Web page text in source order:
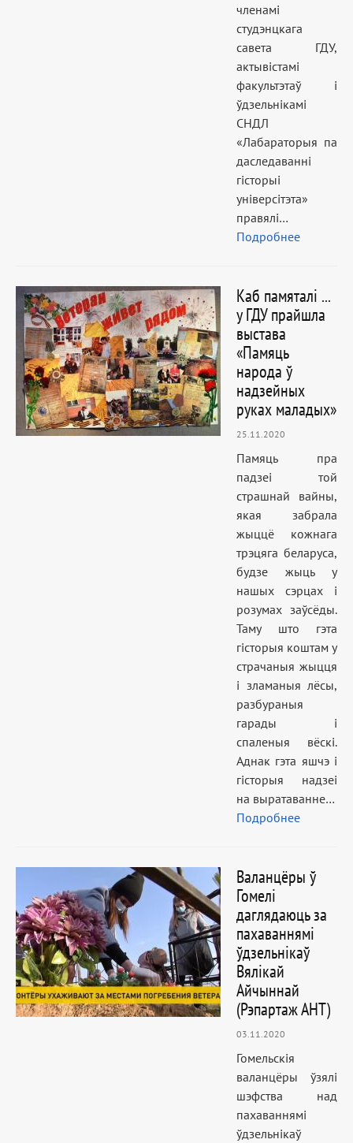
членамі
студэнцкага
савета ГДУ,
актывістамі
факультэтаў і
ўдзельнікамі
СНДЛ
«Лабараторыя па
даследаванні
гісторыі
універсітэта»
правялі…
Подробнее
Каб памяталі ...
у ГДУ прайшла
выстава
«Памяць
народа ў
надзейных
руках маладых»
25.11.2020
Памяць пра
падзеі той
страшнай вайны,
якая забрала
жыццё кожнага
трэцяга беларуса,
будзе жыць у
нашых сэрцах і
розумах заўсёды.
Таму што гэта
гісторыя коштам у
страчаныя жыцця
і зламаныя лёсы,
разбураныя
гарады і
спаленыя вёскі.
Аднак гэта яшчэ і
гісторыя надзеі
на выратаванне…
Подробнее
Валанцёры ў
Гомелі
даглядаюць за
пахаваннямі
ўдзельнікаў
Вялікай
Айчыннай
(Рэпартаж АНТ)
03.11.2020
Гомельскія
валанцёры ўзялі
шэфства над
пахаваннямі
ўдзельнікаў